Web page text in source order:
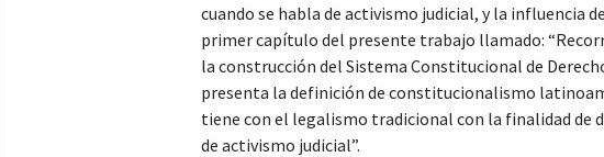
cuando se habla de activismo judicial, y la influencia
primer capítulo del presente trabajo llamado:
la construcción del Sistema Constitucional de
presenta la definición de constitucionalismo
tiene con el legalismo tradicional con la finalidad de
de activismo judicial”.